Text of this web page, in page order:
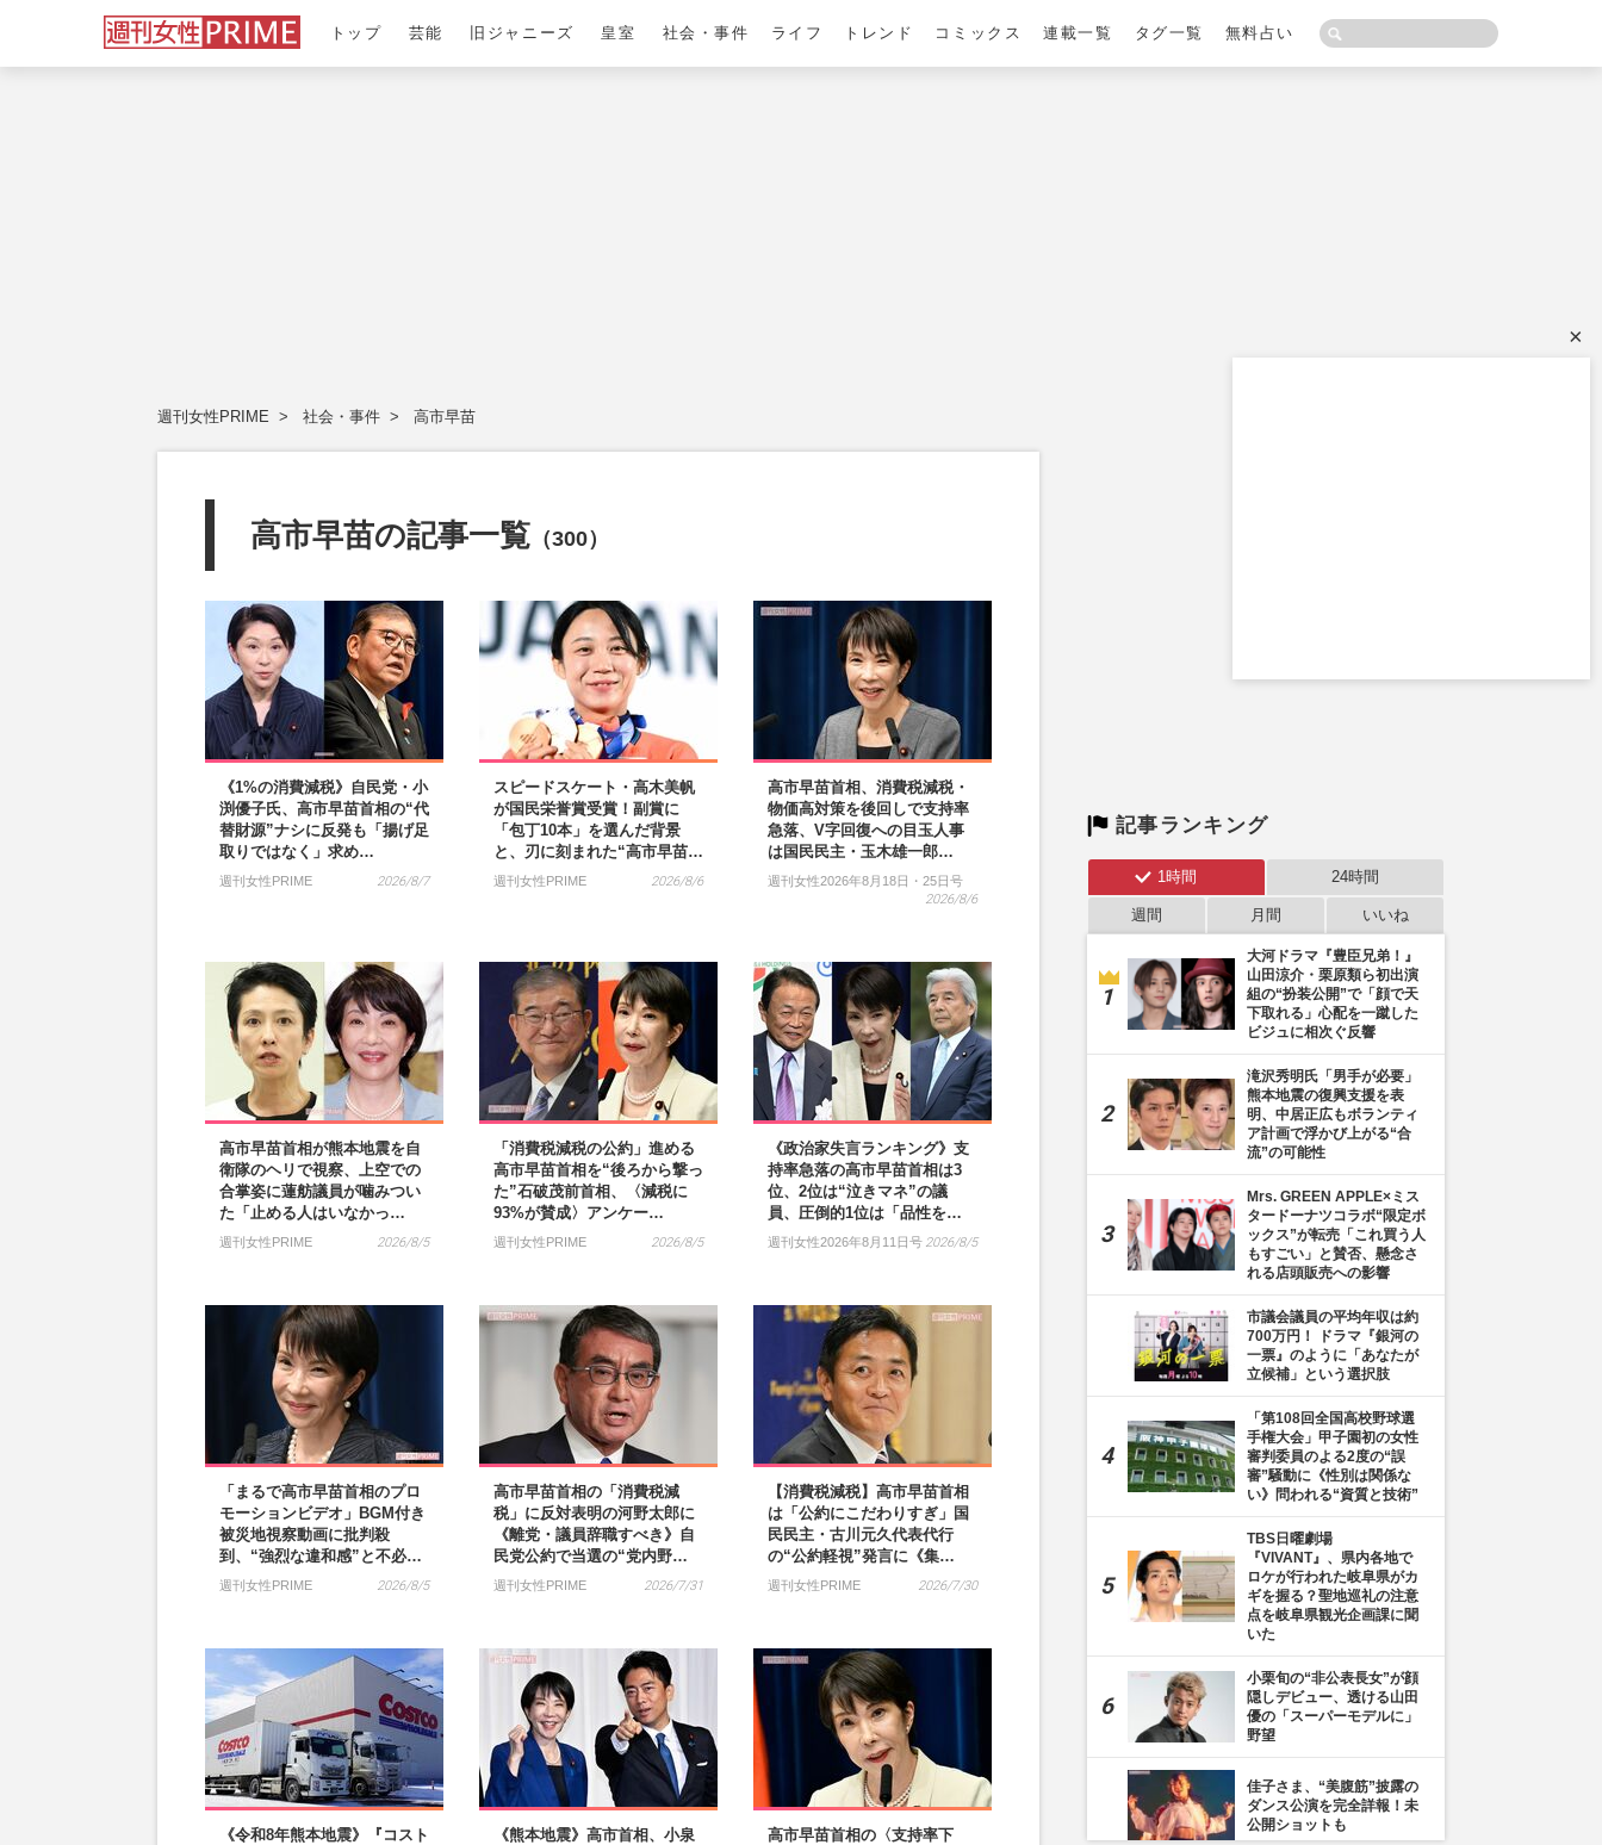
トップ 芸能 旧ジャニーズ 皇室 社会・事件 ライフ トレンド コミックス 連載一覧 タグ一覧 無料占い
週刊女性PRIME 社会・事件 高市早苗
高市早苗の記事一覧 （300）
《1%の消費減税》自民党・小
渕優子氏、高市早苗首相の“代
替財源”ナシに反発も「揚げ足
取りではなく」求め…
週刊女性PRIME 2026/8/7
スピードスケート・高木美帆
が国民栄誉賞受賞！副賞に
「包丁10本」を選んだ背景
と、刃に刻まれた“高市早苗…
週刊女性PRIME 2026/8/6
高市早苗首相、消費税減税・
物価高対策を後回しで支持率
急落、V字回復への目玉人事
は国民民主・玉木雄一郎…
週刊女性2026年8月18日・25日号
2026/8/6
高市早苗首相が熊本地震を自
衛隊のヘリで視察、上空での
合掌姿に蓮舫議員が噛みつい
た「止める人はいなかっ…
週刊女性PRIME 2026/8/5
「消費税減税の公約」進める
高市早苗首相を“後ろから撃っ
た”石破茂前首相、〈減税に
93%が賛成〉アンケー…
週刊女性PRIME 2026/8/5
《政治家失言ランキング》支
持率急落の高市早苗首相は3
位、2位は“泣きマネ”の議
員、圧倒的1位は「品性を…
週刊女性2026年8月11日号 2026/8/5
「まるで高市早苗首相のプロ
モーションビデオ」BGM付き
被災地視察動画に批判殺
到、“強烈な違和感”と不必…
週刊女性PRIME 2026/8/5
高市早苗首相の「消費税減
税」に反対表明の河野太郎に
《離党・議員辞職すべき》自
民党公約で当選の“党内野…
週刊女性PRIME 2026/7/31
【消費税減税】高市早苗首相
は「公約にこだわりすぎ」国
民民主・古川元久代表代行
の“公約軽視”発言に《集…
週刊女性PRIME 2026/7/30
《令和8年熊本地震》『コスト
《熊本地震》高市首相、小泉
高市早苗首相の〈支持率下
記事ランキング
1時間 24時間
週間 月間 いいね
大河ドラマ『豊臣兄弟！』
山田涼介・栗原類ら初出演
組の“扮装公開”で「顔で天
下取れる」心配を一蹴した
ビジュに相次ぐ反響
滝沢秀明氏「男手が必要」
熊本地震の復興支援を表
明、中居正広もボランティ
ア計画で浮かび上がる“合
流”の可能性
Mrs. GREEN APPLE×ミス
タードーナツコラボ“限定ボ
ックス”が転売「これ買う人
もすごい」と賛否、懸念さ
れる店頭販売への影響
市議会議員の平均年収は約
700万円！ ドラマ『銀河の
一票』のように「あなたが
立候補」という選択肢
「第108回全国高校野球選
手権大会」甲子園初の女性
審判委員のよる2度の“誤
審”騒動に《性別は関係な
い》問われる“資質と技術”
TBS日曜劇場
『VIVANT』、県内各地で
ロケが行われた岐阜県がカ
ギを握る？聖地巡礼の注意
点を岐阜県観光企画課に聞
いた
小栗旬の“非公表長女”が顔
隠しデビュー、透ける山田
優の「スーパーモデルに」
野望
佳子さま、“美腹筋”披露の
ダンス公演を完全詳報！未
公開ショットも
×